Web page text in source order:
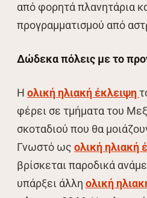
από φορητά πλανητάρια
προγραμματισμού από
Δώδεκα πόλεις με το
Η ολική ηλιακή έκλειψη
φέρει σε τμήματα του
σκοταδιού που θα
Γνωστό ως ολική ηλιακή
βρίσκεται παροδικά
υπάρξει άλλη ολική